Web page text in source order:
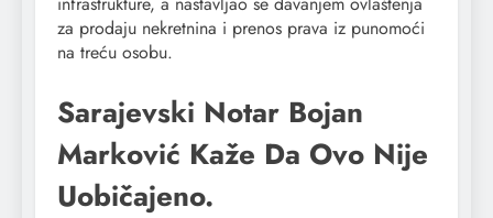
za prodaju nekretnina i prenos prava iz punomoći
na treću osobu.
Sarajevski Notar Bojan
Marković Kaže Da Ovo Nije
Uobičajeno.